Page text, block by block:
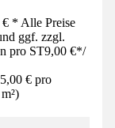
* Alle Preise
ggf. zzgl.
pro ST9,00 €*/
€ pro
m²)